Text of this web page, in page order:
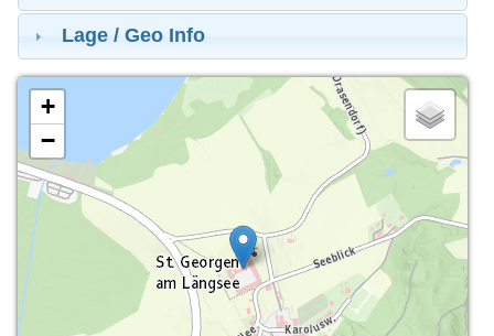
Lage / Geo Info
+
−